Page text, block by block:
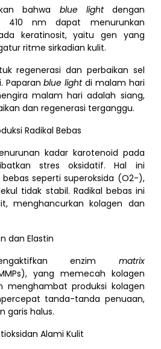
bahwa blue light dengan
410 nm dapat menurunkan
keratinosit, yaitu gen yang
ritme sirkadian kulit.
regenerasi dan perbaikan sel
Paparan blue lightdi malam hari
malam hari adalah siang,
dan regenerasi terganggu.
Radikal Bebas
kadar karotenoid pada
stres oksidatif. Hal ini
seperti superoksida (O2-),
tidak stabil. Radikal bebas ini
menghancurkan kolagen dan
dan Elastin
enzim matrix
yang memecah kolagen
produksi kolagen
tanda-tanda penuaan,
garis halus.
Alami Kulit